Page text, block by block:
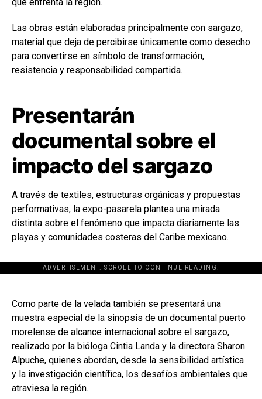
Las obras están elaboradas principalmente con sargazo,
material que deja de percibirse únicamente como desecho
para convertirse en símbolo de transformación,
resistencia y responsabilidad compartida.
Presentarán
documental sobre el
impacto del sargazo
A través de textiles, estructuras orgánicas y propuestas
performativas, la expo-pasarela plantea una mirada
distinta sobre el fenómeno que impacta diariamente las
playas y comunidades costeras del Caribe mexicano.
ADVERTISEMENT. SCROLL TO CONTINUE READING.
[adsforwp id="243463"]
Como parte de la velada también se presentará una
muestra especial de la sinopsis de un documental puerto
morelense de alcance internacional sobre el sargazo,
realizado por la bióloga Cintia Landa y la directora Sharon
Alpuche, quienes abordan, desde la sensibilidad artística
y la investigación científica, los desafíos ambientales que
atraviesa la región.